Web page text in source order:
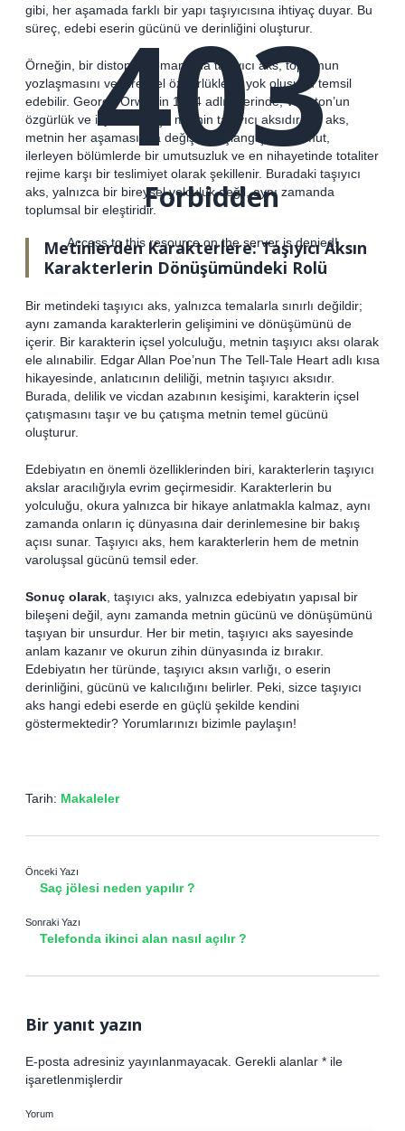
gibi, her aşamada farklı bir yapı taşıyıcısına ihtiyaç duyar. Bu
süreç, edebi eserin gücünü ve derinliğini oluşturur.
Örneğin, bir distopya romanında taşıyıcı aks, toplumun
yozlaşmasını ve bireysel özgürlüklerin yok oluşunu temsil
edebilir. George Orwell’in 1984 adlı eserinde, Winston’un
özgürlük ve isyan arayışı, metnin taşıyıcı aksıdır. Bu aks,
metnin her aşamasında değişir; başlangıçta bir umut,
ilerleyen bölümlerde bir umutsuzluk ve en nihayetinde totaliter
rejime karşı bir teslimiyet olarak şekillenir. Buradaki taşıyıcı
aks, yalnızca bir bireysel yolculuk değil, aynı zamanda
toplumsal bir eleştiridir.
Metinlerden Karakterlere: Taşıyıcı Aksın
Karakterlerin Dönüşümündeki Rolü
Bir metindeki taşıyıcı aks, yalnızca temalarla sınırlı değildir;
aynı zamanda karakterlerin gelişimini ve dönüşümünü de
içerir. Bir karakterin içsel yolculuğu, metnin taşıyıcı aksı olarak
ele alınabilir. Edgar Allan Poe’nun The Tell-Tale Heart adlı kısa
hikayesinde, anlatıcının deliliği, metnin taşıyıcı aksıdır.
Burada, delilik ve vicdan azabının kesişimi, karakterin içsel
çatışmasını taşır ve bu çatışma metnin temel gücünü
oluşturur.
Edebiyatın en önemli özelliklerinden biri, karakterlerin taşıyıcı
akslar aracılığıyla evrim geçirmesidir. Karakterlerin bu
yolculuğu, okura yalnızca bir hikaye anlatmakla kalmaz, aynı
zamanda onların iç dünyasına dair derinlemesine bir bakış
açısı sunar. Taşıyıcı aks, hem karakterlerin hem de metnin
varoluşsal gücünü temsil eder.
Sonuç olarak , taşıyıcı aks, yalnızca edebiyatın yapısal bir
bileşeni değil, aynı zamanda metnin gücünü ve dönüşümünü
taşıyan bir unsurdur. Her bir metin, taşıyıcı aks sayesinde
anlam kazanır ve okurun zihin dünyasında iz bırakır.
Edebiyatın her türünde, taşıyıcı aksın varlığı, o eserin
derinliğini, gücünü ve kalıcılığını belirler. Peki, sizce taşıyıcı
aks hangi edebi eserde en güçlü şekilde kendini
göstermektedir? Yorumlarınızı bizimle paylaşın!
Tarih: Makaleler
Önceki Yazı
Saç jölesi neden yapılır ?
Sonraki Yazı
Telefonda ikinci alan nasıl açılır ?
Bir yanıt yazın
E-posta adresiniz yayınlanmayacak. Gerekli alanlar * ile
işaretlenmişlerdir
Yorum
403
Forbidden
Access to this resource on the server is denied!